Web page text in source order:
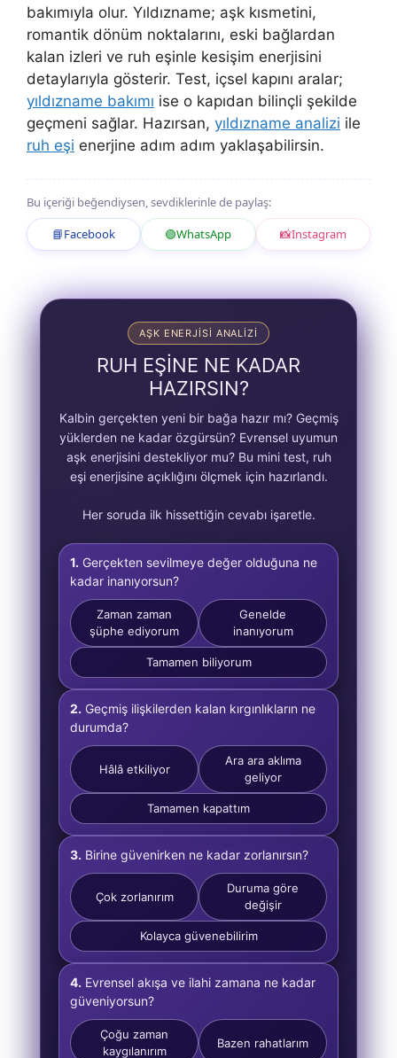
bakımıyla olur. Yıldızname; aşk kısmetini,
romantik dönüm noktalarını, eski bağlardan
kalan izleri ve ruh eşinle kesişim enerjisini
detaylarıyla gösterir. Test, içsel kapını aralar;
yıldızname bakımı ise o kapıdan bilinçli şekilde
geçmeni sağlar. Hazırsan, yıldızname analizi ile
ruh eşi enerjine adım adım yaklaşabilirsin.
Bu içeriği beğendiysen, sevdiklerinle de paylaş:
📘Facebook 🟢WhatsApp 📸Instagram
AŞK ENERJISI ANALIZI
RUH EŞİNE NE KADAR
HAZIRSIN?
Kalbin gerçekten yeni bir bağa hazır mı? Geçmiş
yüklerden ne kadar özgürsün? Evrensel uyumun
aşk enerjisini destekliyor mu? Bu mini test, ruh
eşi enerjisine açıklığını ölçmek için hazırlandı.
Her soruda ilk hissettiğin cevabı işaretle.
1. Gerçekten sevilmeye değer olduğuna ne
kadar inanıyorsun?
Zaman zaman
şüphe ediyorum
Genelde
inanıyorum
Tamamen biliyorum
2. Geçmiş ilişkilerden kalan kırgınlıkların ne
durumda?
Hâlâ etkiliyor
Ara ara aklıma
geliyor
Tamamen kapattım
3. Birine güvenirken ne kadar zorlanırsın?
Çok zorlanırım
Duruma göre
değişir
Kolayca güvenebilirim
4. Evrensel akışa ve ilahi zamana ne kadar
güveniyorsun?
Çoğu zaman
kaygılanırım
Bazen rahatlarım